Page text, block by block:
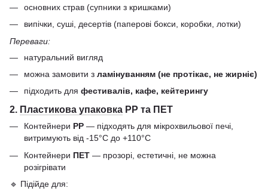
основних страв (супники з кришками)
випічки, суші, десертів (паперові бокси, коробки, лотки)
Переваги:
натуральний вигляд
можна замовити з ламінуванням (не протікає, не жирніє)
підходить для фестивалів, кафе, кейтерингу
2. Пластикова упаковка РР та ПЕТ
Контейнери РР — підходять для мікрохвильової печі,
витримують від -15°C до +110°C
Контейнери ПЕТ — прозорі, естетичні, не можна
розігрівати
🔹 Підійде для: